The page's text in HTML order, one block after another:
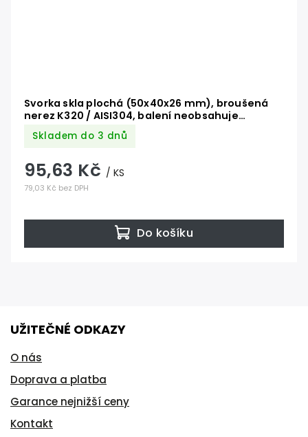
Svorka skla plochá (50x40x26 mm), broušená
nerez K320 / AISI304, balení neobsahuje
Skladem do 3 dnů
79,03 Kč bez DPH
95,63 Kč / KS
Do košíku
UŽITEČNÉ ODKAZY
O nás
Doprava a platba
Garance nejnižší ceny
Kontakt